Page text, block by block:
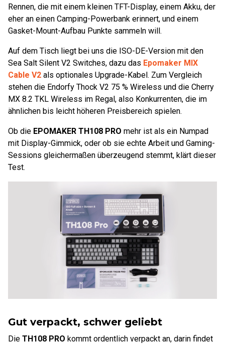
Rennen, die mit einem kleinen TFT-Display, einem Akku, der
eher an einen Camping-Powerbank erinnert, und einem
Gasket-Mount-Aufbau Punkte sammeln will.
Auf dem Tisch liegt bei uns die ISO-DE-Version mit den
Sea Salt Silent V2 Switches, dazu das Epomaker MIX
Cable V2 als optionales Upgrade-Kabel. Zum Vergleich
stehen die Endorfy Thock V2 75 % Wireless und die Cherry
MX 8.2 TKL Wireless im Regal, also Konkurrenten, die im
ähnlichen bis leicht höheren Preisbereich spielen.
Ob die EPOMAKER TH108 PRO mehr ist als ein Numpad
mit Display-Gimmick, oder ob sie echte Arbeit und Gaming-
Sessions gleichermaßen überzeugend stemmt, klärt dieser
Test.
Gut verpackt, schwer geliebt
Die TH108 PRO kommt ordentlich verpackt an, darin findet